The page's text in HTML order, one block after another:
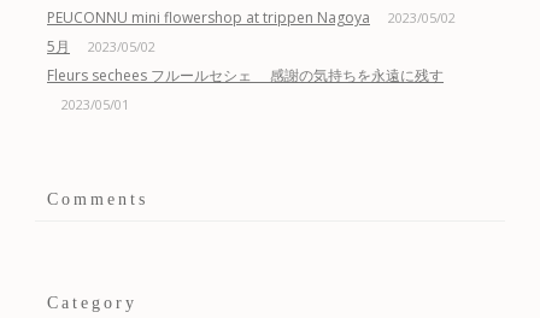
PEUCONNU mini flowershop at trippen Nagoya 2023/05/02
5月 2023/05/02
Fleurs sechees フルールセシェ 感謝の気持ちを永遠に残す
2023/05/01
Comments
Category